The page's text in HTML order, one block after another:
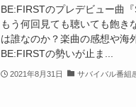
BE:FIRSTのプレデビュー曲
もう何回見ても聴いても飽き
は誰なのか？楽曲の感想や海
BE:FIRSTの勢いが止ま...
2021年8月31日 サバイバル番組